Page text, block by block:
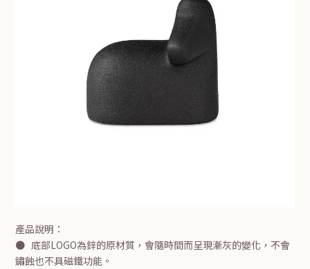
產品說明：
● 底部LOGO為鋅的原材質，會隨時間而呈現漸灰的變化，不會
鏽蝕也不具磁鐵功能。